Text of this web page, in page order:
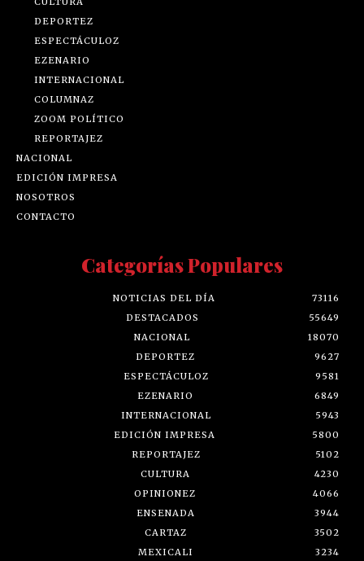
DEPORTEZ
ESPECTÁCULOZ
EZENARIO
INTERNACIONAL
COLUMNAZ
ZOOM POLÍTICO
REPORTAJEZ
NACIONAL
EDICIÓN IMPRESA
NOSOTROS
CONTACTO
Categorías Populares
NOTICIAS DEL DÍA
73116
DESTACADOS
55649
NACIONAL
18070
DEPORTEZ
9627
ESPECTÁCULOZ
9581
EZENARIO
6849
INTERNACIONAL
5943
EDICIÓN IMPRESA
5800
REPORTAJEZ
5102
CULTURA
4230
OPINIONEZ
4066
ENSENADA
3944
CARTAZ
3502
MEXICALI
3234